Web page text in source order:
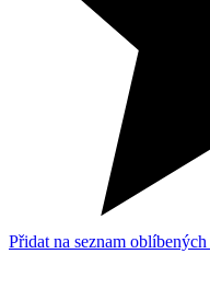
Přidat na seznam oblíbených